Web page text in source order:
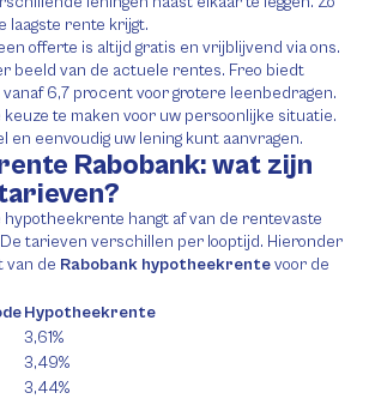
laagste rente krijgt.
offerte is altijd gratis en vrijblijvend via ons.
beeld van de actuele rentes. Freo biedt
6,7 procent voor grotere leenbedragen.
te maken voor uw persoonlijke situatie.
en eenvoudig uw lening kunt aanvragen.
Rabobank: wat zijn
hypotheekrente hangt af van de rentevaste
tarieven verschillen per looptijd. Hieronder
van de Rabobank hypotheekrentevoor de
Hypotheekrente
3,61%
3,49%
3,44%